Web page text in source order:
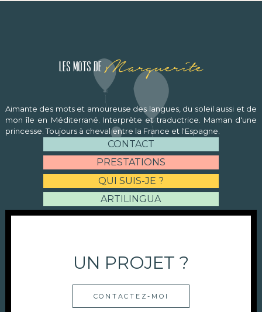
Les mots de Marguerite
Aimante des mots et amoureuse des langues, du soleil aussi et de
mon île en Méditerrané. Interprète et traductrice. Maman d'une
princesse. Toujours à cheval entre la France et l'Espagne.
CONTACT
PRESTATIONS
QUI SUIS-JE ?
ARTILINGUA
UN PROJET ?
CONTACTEZ-MOI